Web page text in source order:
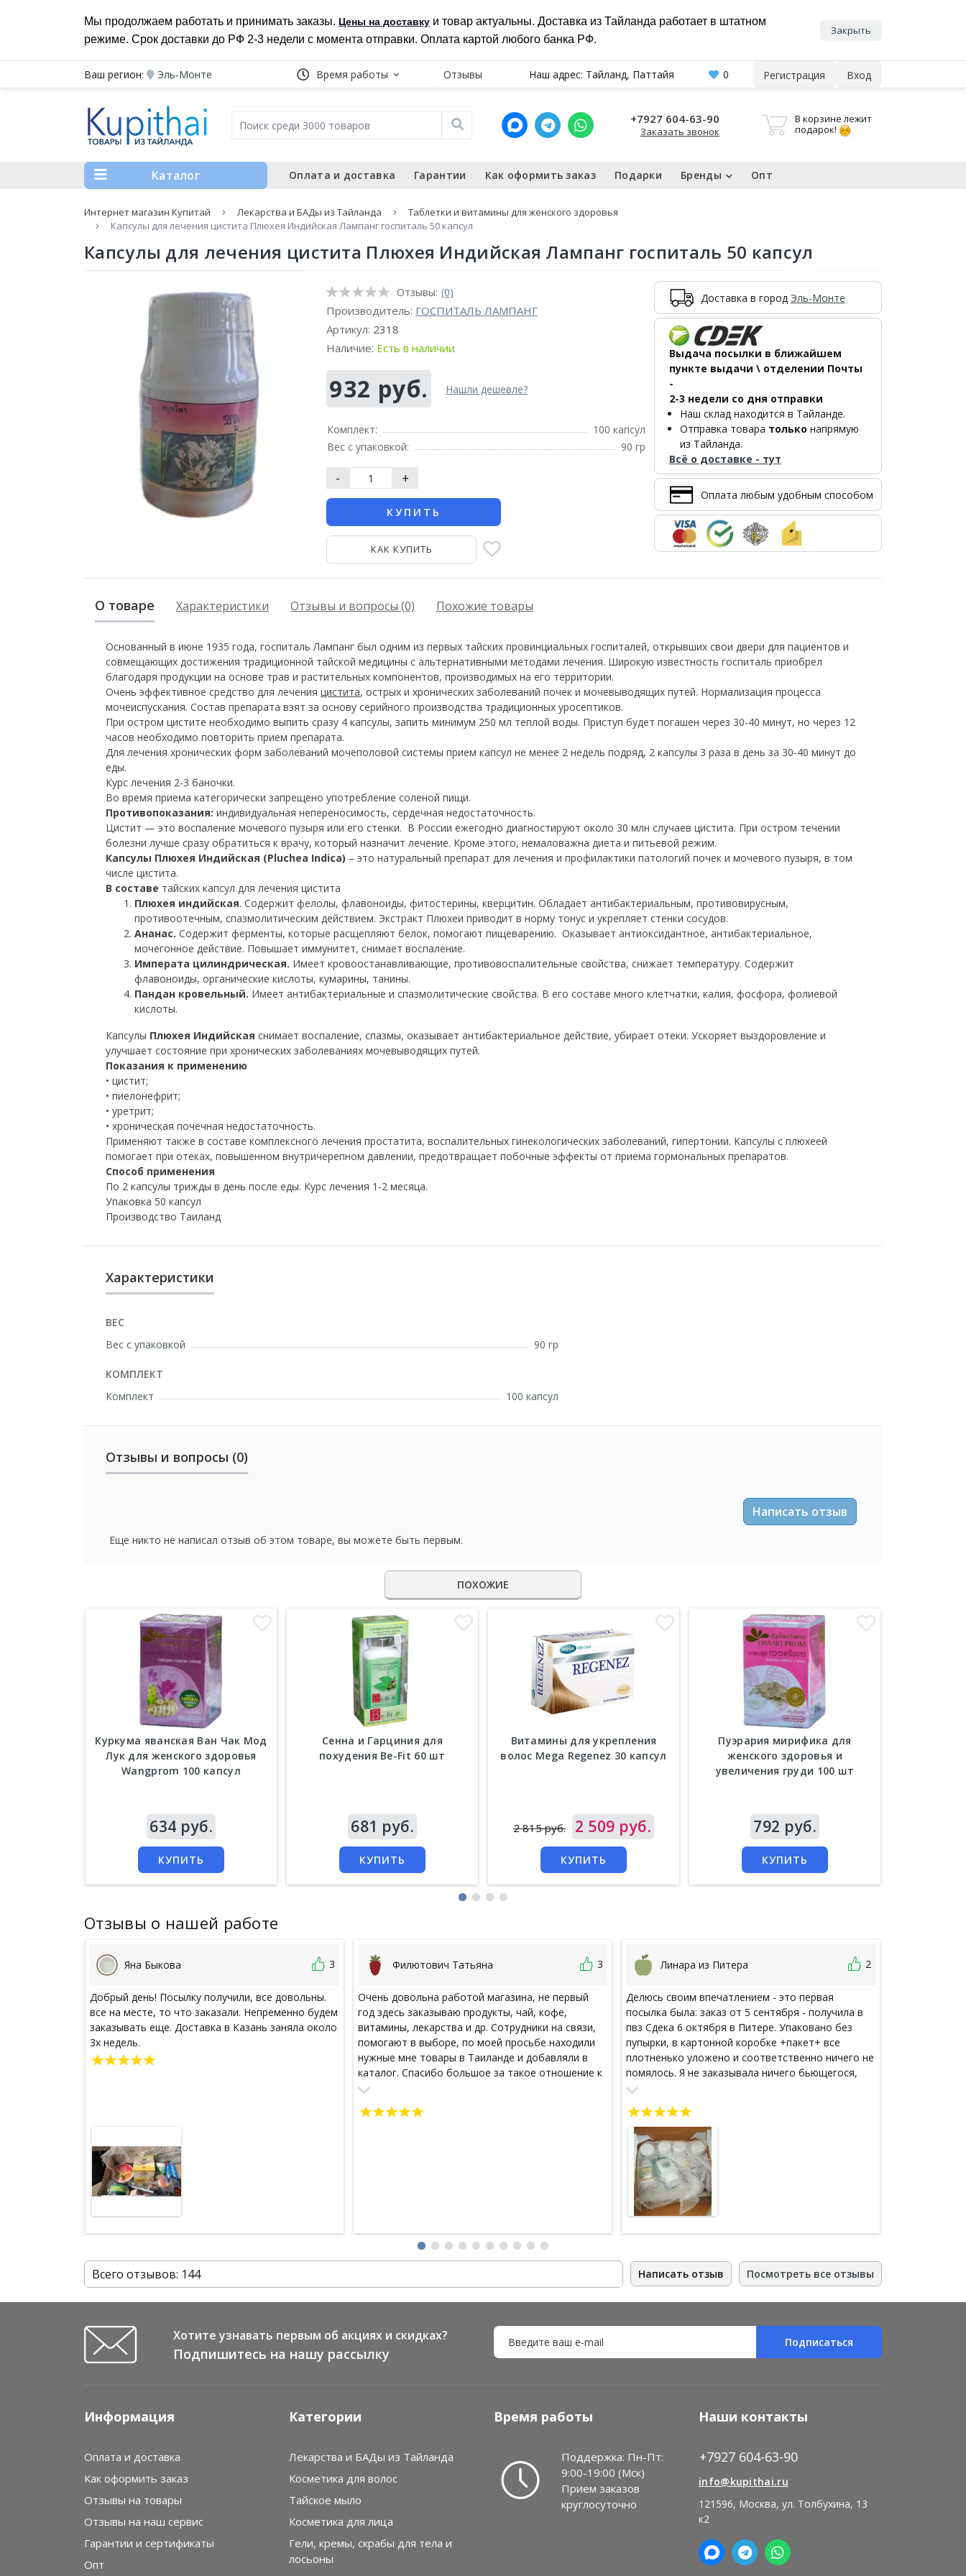
Мы продолжаем работать и принимать заказы. Цены на доставку и товар актуальны. Доставка из Тайланда работает в штатном
режиме. Срок доставки до РФ 2-3 недели с момента отправки. Оплата картой любого банка РФ.
Закрыть
Ваш регион: Эль-Монте Время работы Отзывы Наш адрес: Тайланд, Паттайя 0 Регистрация Вход
+7927 604-63-90
Заказать звонок
В корзине лежит
подарок!
Каталог Оплата и доставка Гарантии Как оформить заказ Подарки Бренды Опт
Интернет магазин Купитай Лекарства и БАДы из Тайланда
Таблетки и витамины для женского здоровья
Капсулы для лечения цистита Плюхея Индийская Лампанг госпиталь 50 капсул
Капсулы для лечения цистита Плюхея Индийская Лампанг госпиталь 50 капсул
Отзывы: (0)
Производитель: ГОСПИТАЛЬ ЛАМПАНГ
Артикул: 2318
Наличие: Есть в наличии
932 руб. Нашли дешевле?
Комплект:
100 капсул
Вес с упаковкой:
90 гр
- +
КУПИТЬ
КАК КУПИТЬ
Доставка в город Эль-Монте
Выдача посылки в ближайшем
пункте выдачи \ отделении Почты
-
2-3 недели со дня отправки
Наш склад находится в Тайланде.
Отправка товара только напрямую
из Тайланда.
Всё о доставке - тут
Оплата любым удобным способом
О товаре Характеристики Отзывы и вопросы (0) Похожие товары
Основанный в июне 1935 года, госпиталь Лампанг был одним из первых тайских провинциальных госпиталей, открывших свои двери для пациентов и
совмещающих достижения традиционной тайской медицины с альтернативными методами лечения. Широкую известность госпиталь приобрел
благодаря продукции на основе трав и растительных компонентов, производимых на его территории.
Очень эффективное средство для лечения цистита, острых и хронических заболеваний почек и мочевыводящих путей. Нормализация процесса
мочеиспускания. Состав препарата взят за основу серийного производства традиционных уросептиков.
При остром цистите необходимо выпить сразу 4 капсулы, запить минимум 250 мл теплой воды. Приступ будет погашен через 30-40 минут, но через 12
часов необходимо повторить прием препарата.
Для лечения хронических форм заболеваний мочеполовой системы прием капсул не менее 2 недель подряд, 2 капсулы 3 раза в день за 30-40 минут до
еды.
Курс лечения 2-3 баночки.
Во время приема категорически запрещено употребление соленой пищи.
Противопоказания: индивидуальная непереносимость, сердечная недостаточность.
Цистит — это воспаление мочевого пузыря или его стенки. В России ежегодно диагностируют около 30 млн случаев цистита. При остром течении
болезни лучше сразу обратиться к врачу, который назначит лечение. Кроме этого, немаловажна диета и питьевой режим.
Капсулы Плюхея Индийская (Pluchea Indica) – это натуральный препарат для лечения и профилактики патологий почек и мочевого пузыря, в том
числе цистита.
В составе тайских капсул для лечения цистита
Плюхея индийская. Содержит фелолы, флавоноиды, фитостерины, кверцитин. Обладает антибактериальным, противовирусным,
противоотечным, спазмолитическим действием. Экстракт Плюхеи приводит в норму тонус и укрепляет стенки сосудов.
Ананас. Содержит ферменты, которые расщепляют белок, помогают пищеварению. Оказывает антиоксидантное, антибактериальное,
мочегонное действие. Повышает иммунитет, снимает воспаление.
Императа цилиндрическая. Имеет кровоостанавливающие, противовоспалительные свойства, снижает температуру. Содержит
флавоноиды, органические кислоты, кумарины, танины.
Пандан кровельный. Имеет антибактериальные и спазмолитические свойства. В его составе много клетчатки, калия, фосфора, фолиевой
кислоты.
Капсулы Плюхея Индийская снимает воспаление, спазмы, оказывает антибактериальное действие, убирает отеки. Ускоряет выздоровление и
улучшает состояние при хронических заболеваниях мочевыводящих путей.
Показания к применению
• цистит;
• пиелонефрит;
• уретрит;
• хроническая почечная недостаточность.
Применяют также в составе комплексного лечения простатита, воспалительных гинекологических заболеваний, гипертонии. Капсулы с плюхеей
помогает при отеках, повышенном внутричерепном давлении, предотвращает побочные эффекты от приема гормональных препаратов.
Способ применения
По 2 капсулы трижды в день после еды. Курс лечения 1-2 месяца.
Упаковка 50 капсул
Производство Таиланд
Характеристики
ВЕС
Вес с упаковкой
90 гр
КОМПЛЕКТ
Комплект
100 капсул
Отзывы и вопросы (0)
Написать отзыв
Еще никто не написал отзыв об этом товаре, вы можете быть первым.
ПОХОЖИЕ
Куркума яванская Ван Чак Мод
Лук для женского здоровья
Wangprom 100 капсул
634 руб.
КУПИТЬ
Сенна и Гарциния для
похудения Be-Fit 60 шт
681 руб.
КУПИТЬ
Витамины для укрепления
волос Mega Regenez 30 капсул
2 815 руб.
Цена 2 509 руб.
КУПИТЬ
Пуэрария мирифика для
женского здоровья и
увеличения груди 100 шт
792 руб.
КУПИТЬ
Отзывы о нашей работе
Яна Быкова 3
Добрый день! Посылку получили, все довольны.
все на месте, то что заказали. Непременно будем
заказывать еще. Доставка в Казань заняла около
3х недель.
Филютович Татьяна 3
Очень довольна работой магазина, не первый
год здесь заказываю продукты, чай, кофе,
витамины, лекарства и др. Сотрудники на связи,
помогают в выборе, по моей просьбе находили
нужные мне товары в Таиланде и добавляли в
каталог. Спасибо большое за такое отношение к
клиентам!!!)))
Линара из Питера 2
Делюсь своим впечатлением - это первая
посылка была: заказ от 5 сентября - получила в
пвз Сдека 6 октября в Питере. Упаковано без
пупырки, в картонной коробке +пакет+ все
плотненько уложено и соответственно ничего не
помялось. Я не заказывала ничего бьющегося,
только капсулы и пастилки для горла. В подарок
выбрала в корзине. Буду пробовать все на себе:)
Спасибо за цены и доставку, и за подарочки!
Всего отзывов: 144 Написать отзыв Посмотреть все отзывы
Хотите узнавать первым об акциях и скидках?
Подпишитесь на нашу рассылку
Подписаться
Информация
Оплата и доставка
Как оформить заказ
Отзывы на товары
Отзывы на наш сервис
Гарантии и сертификаты
Опт
Категории
Лекарства и БАДы из Тайланда
Косметика для волос
Тайское мыло
Косметика для лица
Гели, кремы, скрабы для тела и
лосьоны
Время работы
Поддержка: Пн-Пт:
9:00-19:00 (Мск)
Прием заказов
круглосуточно
Наши контакты
+7927 604-63-90
info@kupithai.ru
121596, Москва, ул. Толбухина, 13
к2